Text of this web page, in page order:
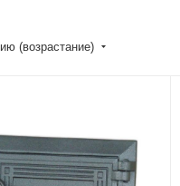
(возрастание)